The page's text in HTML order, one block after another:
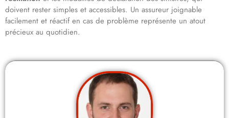
doivent rester simples et accessibles. Un assureur joignable
facilement et réactif en cas de problème représente un atout
précieux au quotidien.